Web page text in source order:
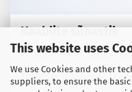
This website uses
We use Cookies and other
suppliers, to ensure the
Kaablite sõnastik
Erialaterminid,
kaablite, adapterite ja